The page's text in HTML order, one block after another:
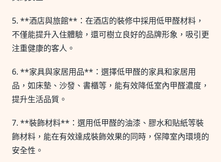
5. **酒店與旅館**：在酒店的裝修中採用低甲醛材料，
不僅能提升入住體驗，還可樹立良好的品牌形象，吸引更
注重健康的客人。
6. **家具與家居用品**：選擇低甲醛的家具和家居用
品，如床墊、沙發、書櫃等，能有效降低室內甲醛濃度，
提升生活品質。
7. **裝飾材料**：選用低甲醛的油漆、膠水和貼紙等裝
飾材料，能在有效達成裝飾效果的同時，保障室內環境的
安全性。